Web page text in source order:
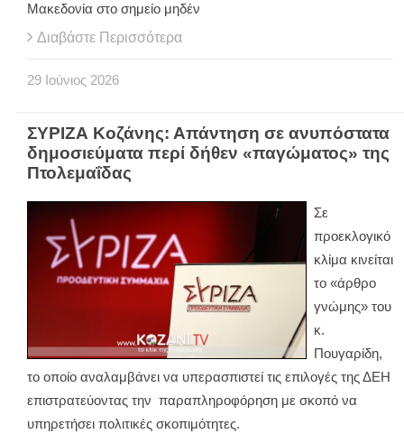
Μακεδονία στο σημείο μηδέν
Διαβάστε Περισσότερα
29 Ιούνιος 2026
ΣΥΡΙΖΑ Κοζάνης: Απάντηση σε ανυπόστατα
δημοσιεύματα περί δήθεν «παγώματος» της
Πτολεμαΐδας
Σε
προεκλογικό
κλίμα κινείται
το «άρθρο
γνώμης» του
κ.
Πουγαρίδη,
το οποίο αναλαμβάνει να υπερασπιστεί τις επιλογές της ΔΕΗ
επιστρατεύοντας την παραπληροφόρηση με σκοπό να
υπηρετήσει πολιτικές σκοπιμότητες.